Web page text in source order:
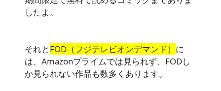
したよ。
それとFOD（フジテレビオンデマンド） に
は、Amazonプライムでは見られず、FODし
か見られない作品も数多くあります。